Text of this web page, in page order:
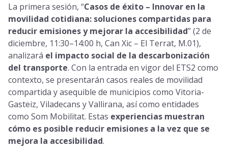
La primera sesión, “Casos de éxito – Innovar en la
movilidad cotidiana: soluciones compartidas para
reducir emisiones y mejorar la accesibilidad” (2 de
diciembre, 11:30–14:00 h, Can Xic – El Terrat, M.01),
analizará el impacto social de la descarbonización
del transporte. Con la entrada en vigor del ETS2 como
contexto, se presentarán casos reales de movilidad
compartida y asequible de municipios como Vitoria-
Gasteiz, Viladecans y Vallirana, así como entidades
como Som Mobilitat. Estas experiencias muestran
cómo es posible reducir emisiones a la vez que se
mejora la accesibilidad.